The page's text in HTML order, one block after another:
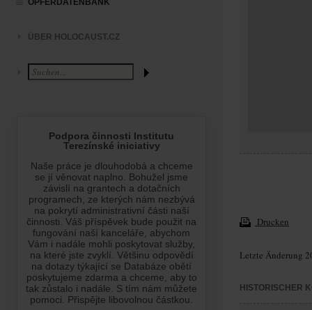
OPFERDATENBANK
ÜBER HOLOCAUST.CZ
Drucken
Letzte Änderung
HISTORISCHER